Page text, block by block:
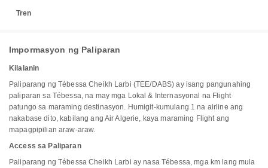
Tren
Impormasyon ng Paliparan
Kilalanin
Paliparang ng Tébessa Cheikh Larbi (TEE/DABS) ay isang pangunahing
paliparan sa Tébessa, na may mga Lokal & Internasyonal na Flight
patungo sa maraming destinasyon. Humigit-kumulang 1 na airline ang
nakabase dito, kabilang ang Air Algerie, kaya maraming Flight ang
mapagpipilian araw-araw.
Access sa Paliparan
Paliparang ng Tébessa Cheikh Larbi ay nasa Tébessa, mga km lang mula